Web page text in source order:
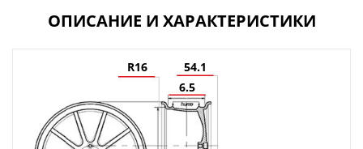
ОПИСАНИЕ И ХАРАКТЕРИСТИКИ
R16
54.1
6.5